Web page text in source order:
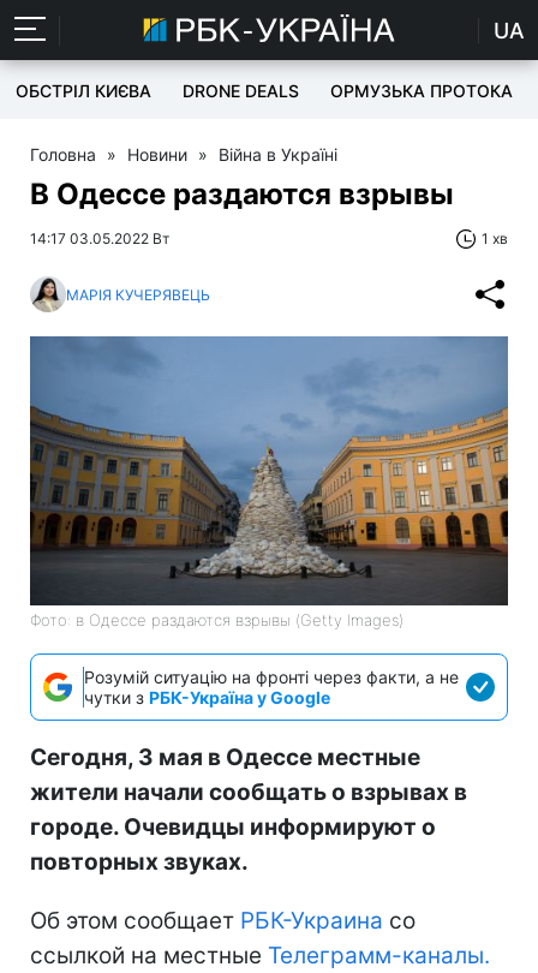
UA
ОБСТРІЛ КИЄВА DRONE DEALS ОРМУЗЬКА ПРОТОКА
Головна » Новини » Війна в Україні
В Одессе раздаются взрывы
14:17 03.05.2022 Вт 1 хв
МАРІЯ КУЧЕРЯВЕЦЬ
Фото: в Одессе раздаются взрывы (Getty Images)
Розумій ситуацію на фронті через факти, а не
чутки з РБК-Україна у Google
Сегодня, 3 мая в Одессе местные
жители начали сообщать о взрывах в
городе. Очевидцы информируют о
повторных звуках.
Об этом сообщает РБК-Украина со
ссылкой на местные Телеграмм-каналы.